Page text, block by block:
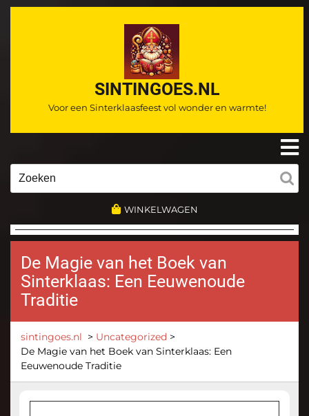
Ga
SINTINGOES.NL
Voor een Sinterklaasfeest vol wonder en warmte!
WINKELWAGEN
De Magie van het Boek van
Sinterklaas: Een Eeuwenoude
Traditie
sintingoes.nl > Uncategorized >
De Magie van het Boek van Sinterklaas: Een
Eeuwenoude Traditie